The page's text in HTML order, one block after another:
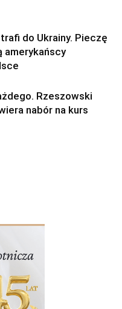
do Ukrainy. Pieczę
amerykańscy
Rzeszowski
nabór na kurs